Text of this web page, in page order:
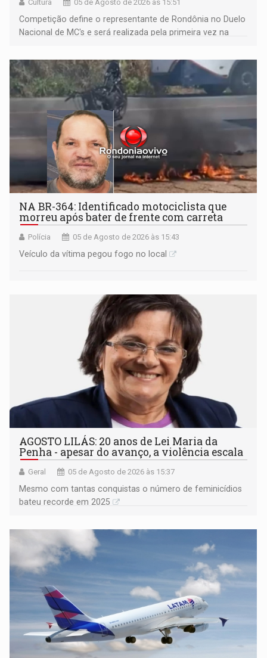
Cultura 05 de Agosto de 2026 às 15:51
Competição define o representante de Rondônia no Duelo
Nacional de MC's e será realizada pela primeira vez na
NA BR-364: Identificado motociclista que
morreu após bater de frente com carreta
Polícia 05 de Agosto de 2026 às 15:43
Veículo da vítima pegou fogo no local
AGOSTO LILÁS: 20 anos de Lei Maria da
Penha - apesar do avanço, a violência escala
Geral 05 de Agosto de 2026 às 15:37
Mesmo com tantas conquistas o número de feminicídios
bateu recorde em 2025